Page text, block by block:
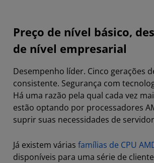
Preço de nível básico,
de nível empresarial
Desempenho líder. Cinco gerações
consistente. Segurança com
Há uma razão pela qual cada vez
estão optando por processadores
suprir suas necessidades de
Já existem várias famílias de CPU
disponíveis para uma série de